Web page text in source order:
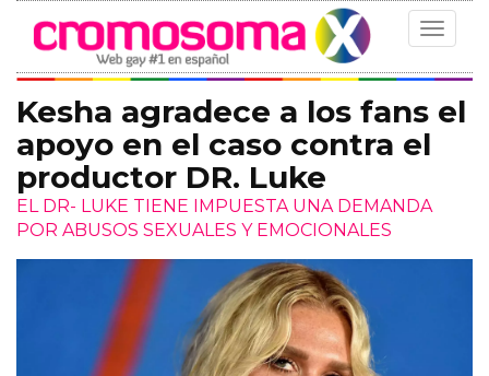
Toggle
Kesha agradece a los fans el
apoyo en el caso contra el
productor DR. Luke
EL DR- LUKE TIENE IMPUESTA UNA DEMANDA
POR ABUSOS SEXUALES Y EMOCIONALES